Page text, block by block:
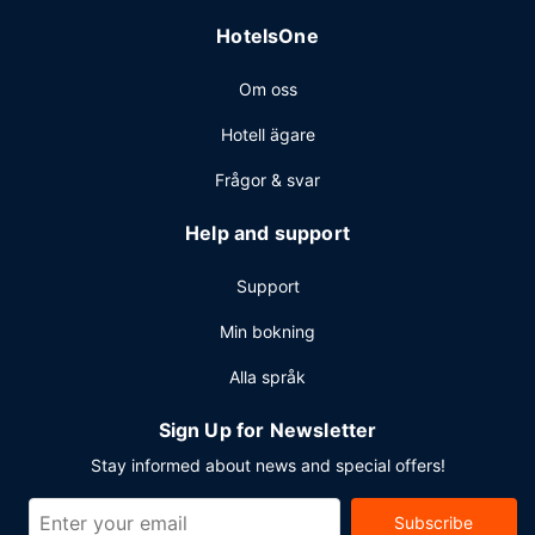
Avgiftsfri parkering erbjuds på plats.
HotelsOne
Om oss
Hotell ägare
Frågor & svar
Help and support
Support
Min bokning
Alla språk
Sign Up for Newsletter
Stay informed about news and special offers!
Subscribe